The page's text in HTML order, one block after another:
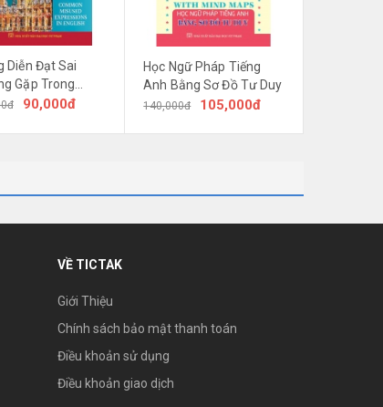
Diễn Đạt Sai
Gặp Trong
90,000đ
Học Ngữ Pháp Tiếng
Anh Bằng Sơ Đồ Tư Duy
140,000đ 105,000đ
VỀ TICTAK
Giới Thiệu
Chính sách bảo mật thanh toán
Điều khoản sử dụng
Điều khoản giao dịch